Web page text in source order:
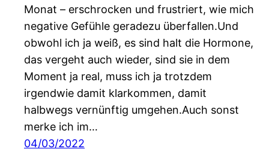
Monat – erschrocken und frustriert, wie mich
negative Gefühle geradezu überfallen.Und
obwohl ich ja weiß, es sind halt die Hormone,
das vergeht auch wieder, sind sie in dem
Moment ja real, muss ich ja trotzdem
irgendwie damit klarkommen, damit
halbwegs vernünftig umgehen.Auch sonst
merke ich im…
04/03/2022